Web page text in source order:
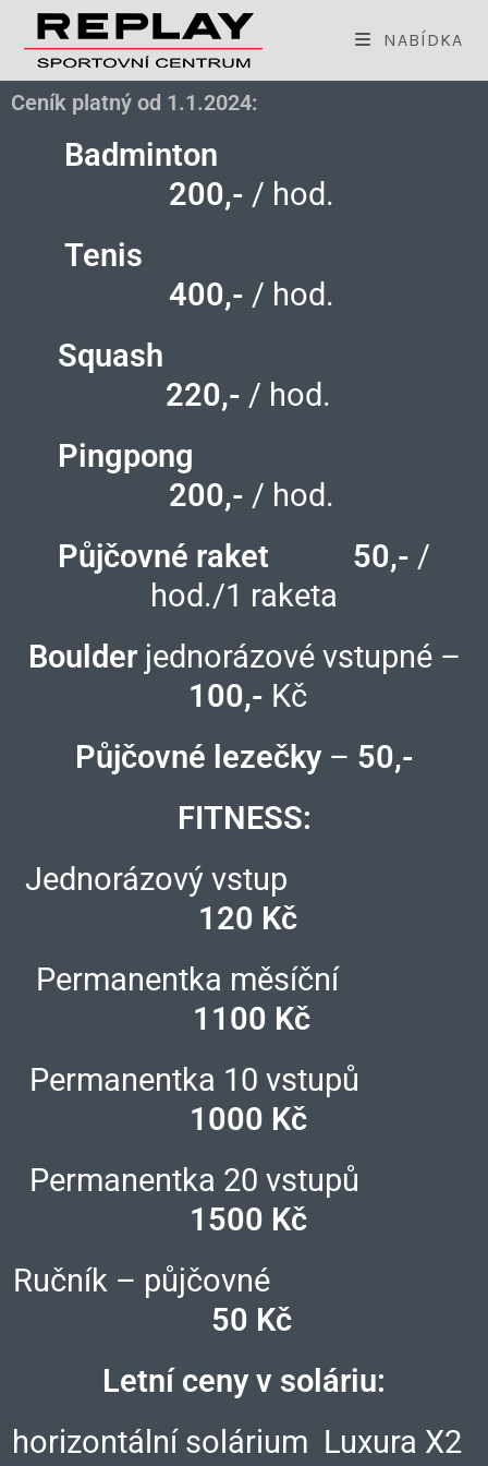
NABÍDKA
Ceník platný od 1.1.2024:
Badminton
200,- / hod.
Tenis
400,- / hod.
Squash
220,- / hod.
Pingpong
200,- / hod.
Půjčovné raket
50,- /
hod./1 raketa
Boulder jednorázové vstupné –
100,- Kč
Půjčovné lezečky– 50,-
FITNESS:
Jednorázový vstup
120 Kč
Permanentka měsíční
1100 Kč
Permanentka 10 vstupů
1000 Kč
Permanentka 20 vstupů
1500 Kč
Ručník – půjčovné
50 Kč
Letní ceny v soláriu:
horizontální solárium Luxura X2